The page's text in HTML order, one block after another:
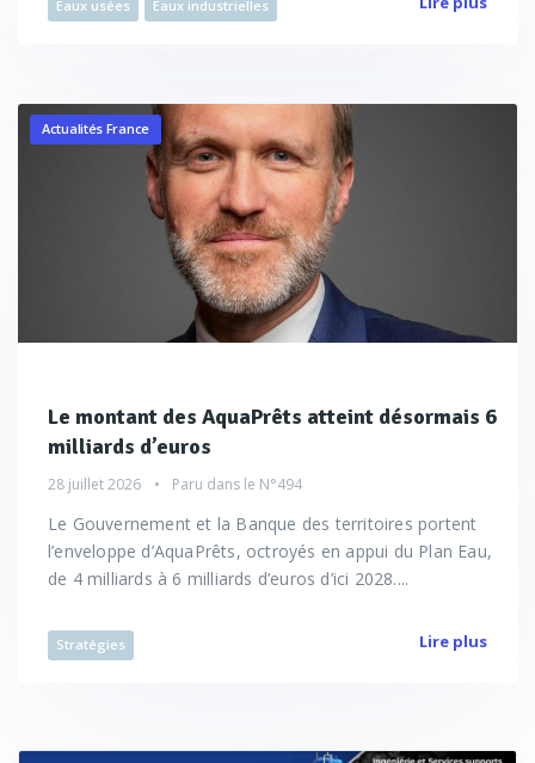
Eaux usées Eaux industrielles
Actualités France
Le montant des AquaPrêts atteint désormais 6
milliards d’euros
28 juillet 2026 Paru dans le N°494
Le Gouvernement et la Banque des territoires portent
l’enveloppe d’AquaPrêts, octroyés en appui du Plan Eau,
de 4 milliards à 6 milliards d’euros d’ici 2028....
Stratégies Lire plus